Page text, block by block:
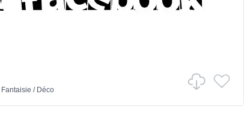
Fantaisie / Déco